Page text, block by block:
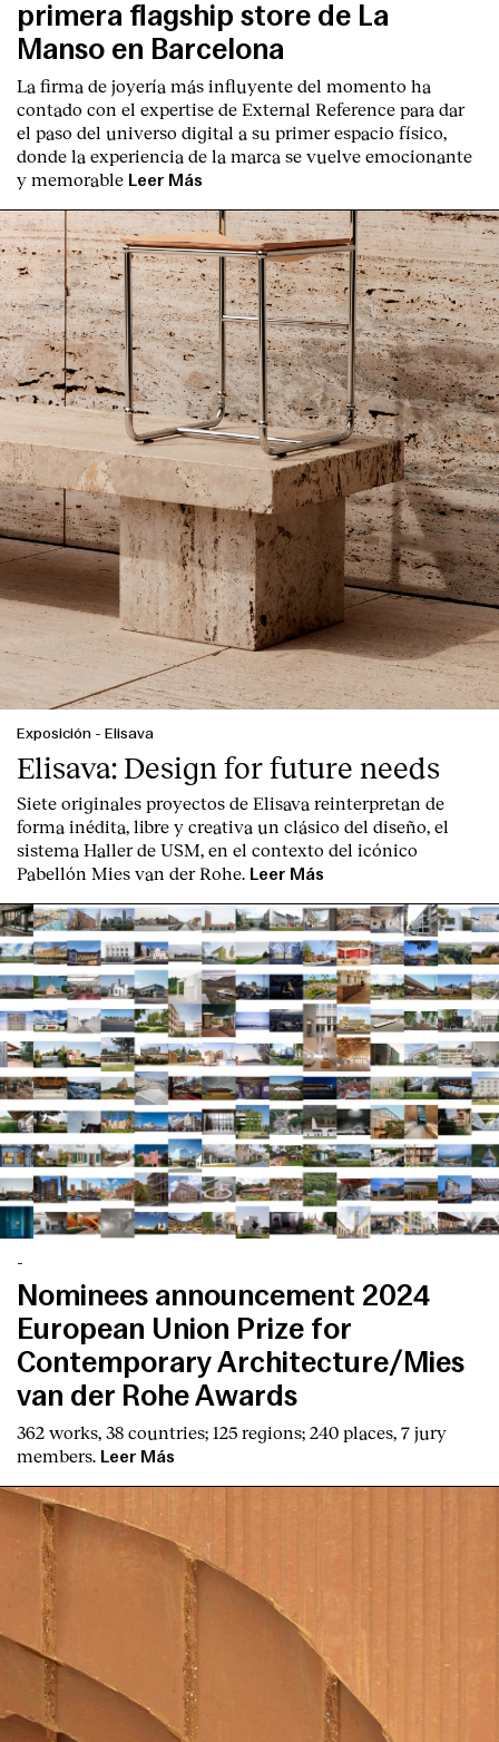
English Español Italiano
primera flagship store de La
Manso en Barcelona
La firma de joyería más influyente del momento ha
contado con el expertise de External Reference para dar
el paso del universo digital a su primer espacio físico,
donde la experiencia de la marca se vuelve emocionante
y memorable Leer Más
Exposición - Elisava
Elisava: Design for future needs
Siete originales proyectos de Elisava reinterpretan de
forma inédita, libre y creativa un clásico del diseño, el
sistema Haller de USM, en el contexto del icónico
Pabellón Mies van der Rohe. Leer Más
-
Nominees announcement 2024
European Union Prize for
Contemporary Architecture/Mies
van der Rohe Awards
362 works, 38 countries; 125 regions; 240 places, 7 jury
members. Leer Más